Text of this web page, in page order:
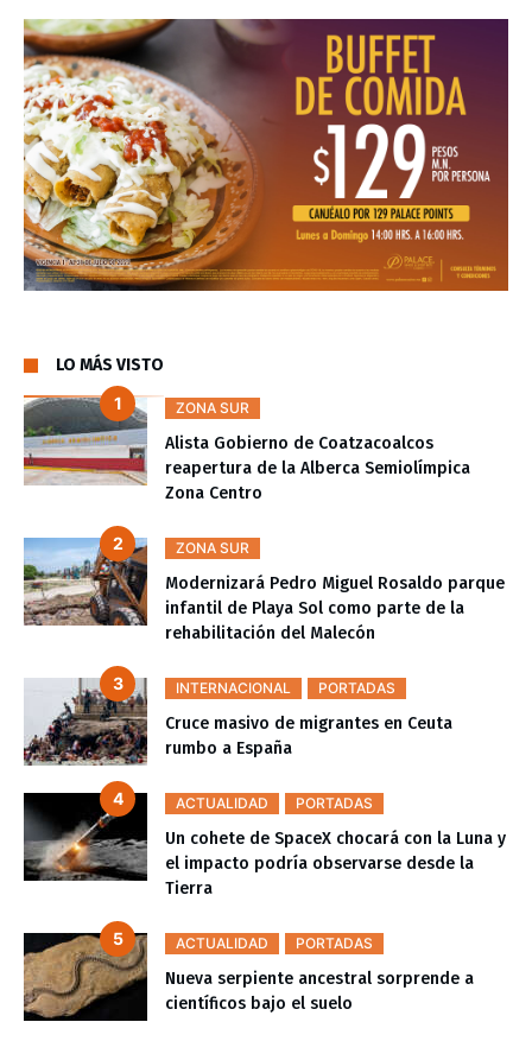
LO MÁS VISTO
ZONA SUR
Alista Gobierno de Coatzacoalcos
reapertura de la Alberca Semiolímpica
Zona Centro
ZONA SUR
Modernizará Pedro Miguel Rosaldo parque
infantil de Playa Sol como parte de la
rehabilitación del Malecón
INTERNACIONAL PORTADAS
Cruce masivo de migrantes en Ceuta
rumbo a España
ACTUALIDAD PORTADAS
Un cohete de SpaceX chocará con la Luna y
el impacto podría observarse desde la
Tierra
ACTUALIDAD PORTADAS
Nueva serpiente ancestral sorprende a
científicos bajo el suelo